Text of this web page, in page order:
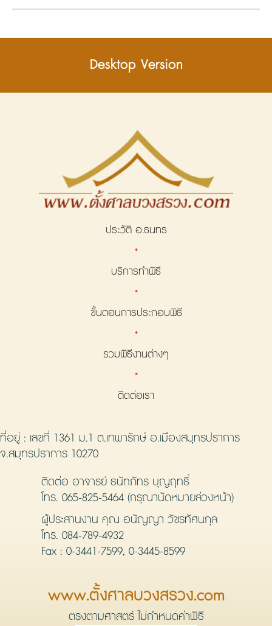
Desktop Version
ประวัติ อ.ธนทร
·
บริการทำพิธี
·
ขั้นตอนการประกอบพิธี
·
รวมพิธีงานต่างๆ
·
ติดต่อเรา
ที่อยู่ : เลขที่ 1361 ม.1 ต.เทพารักษ์ อ.เมืองสมุทรปราการ
จ.สมุทรปราการ 10270
ติดต่อ อาจารย์ ธนัทภัทร บุญฤทธิ์
โทร. 065-825-5464 (กรุณานัดหมายล่วงหน้า)
ผู้ประสานงาน คุณ อนัญญา วัชรทัศนกุล
โทร. 084-789-4932
Fax : 0-3441-7599, 0-3445-8599
www.ตั้งศาลบวงสรวง.com
ตรงตามศาสตร์ ไม่กำหนดค่าพิธี